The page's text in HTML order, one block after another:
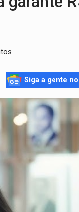
com participação de
da educação
Comunicação com
entre carreta e
Siga a gente